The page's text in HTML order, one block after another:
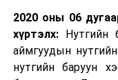
2020 оны 06
хүртэлх:Нутгийн
аймгуудын
нутгийн баруун